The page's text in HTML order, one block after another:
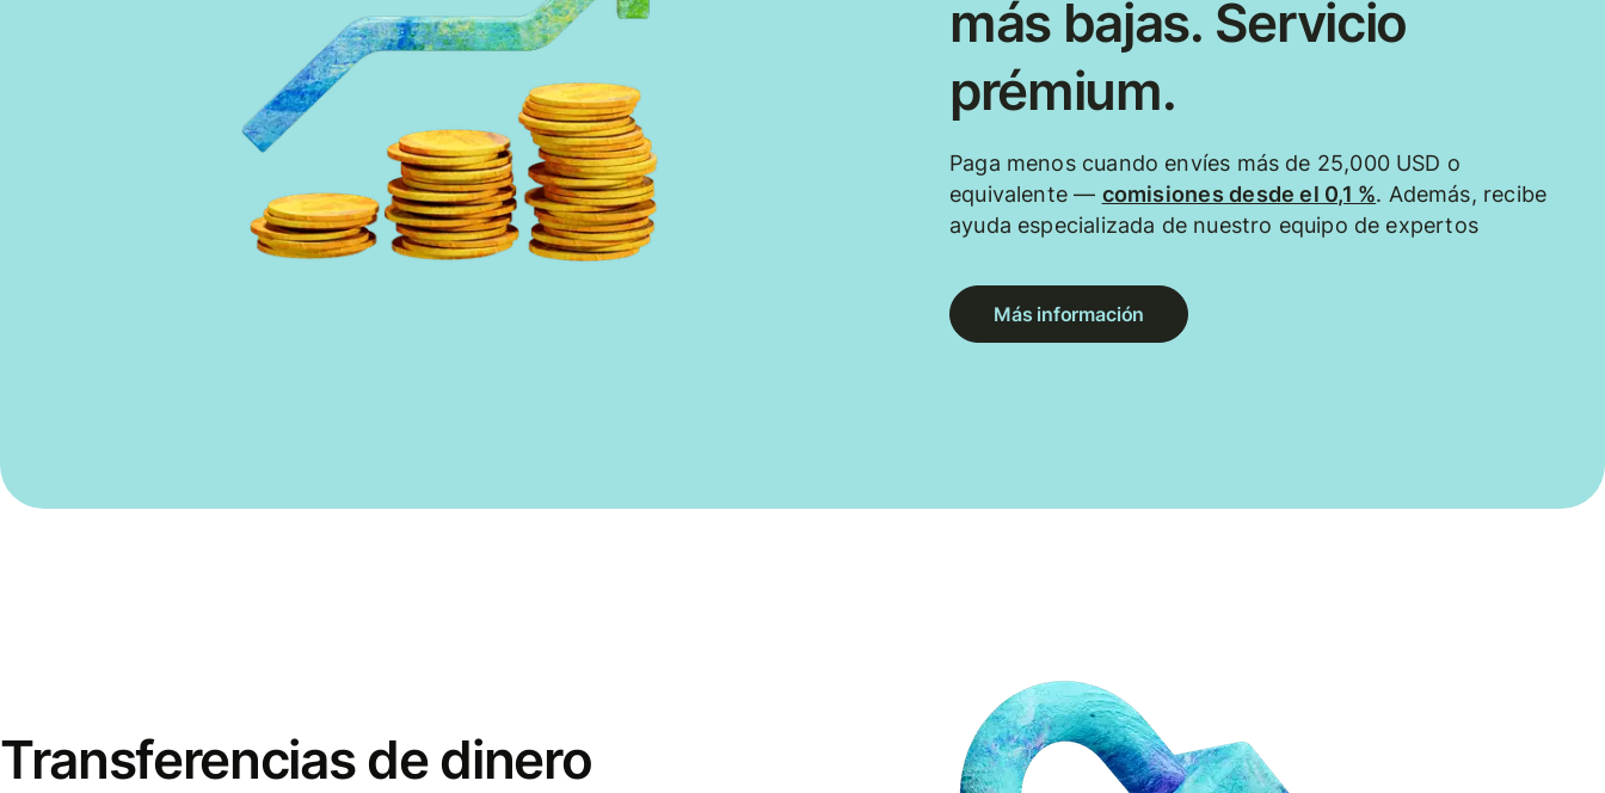
más bajas. Servicio
prémium.
Paga menos cuando envíes más de 25,000 USD o
equivalente — comisiones desde el 0,1 %. Además, recibe
ayuda especializada de nuestro equipo de expertos
Más información
Transferencias de dinero